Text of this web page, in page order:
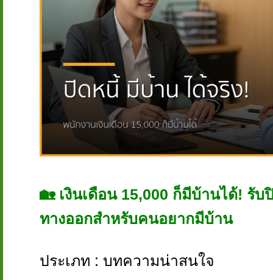
🏡 เงินเดือน 15,000 ก็มีบ้านได้! รั
ทางออกสำหรับคนอยากมีบ้าน
ประเภท : บทความน่าสนใจ